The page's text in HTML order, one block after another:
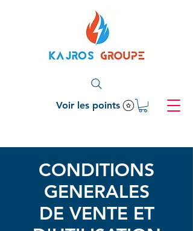
Voir les points
CONDITIONS
GENERALES
DE VENTE ET